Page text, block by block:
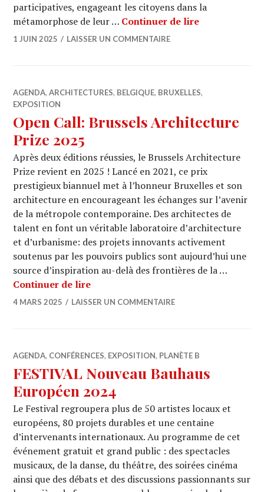
participatives, engageant les citoyens dans la
métamorphose de leur … Continuer de lireEXPOSITION
1 JUIN 2025 LAISSER UN COMMENTAIRE
AGENDA,ARCHITECTURES, BELGIQUE, BRUXELLES,
EXPOSITION
Open Call: Brussels Architecture
Prize 2025
Après deux éditions réussies, le Brussels Architecture
Prize revient en 2025 ! Lancé en 2021, ce prix
prestigieux biannuel met à l’honneur Bruxelles et son
architecture en encourageant les échanges sur l’avenir
de la métropole contemporaine. Des architectes de
talent en font un véritable laboratoire d’architecture
et d’urbanisme: des projets innovants activement
soutenus par les pouvoirs publics sont aujourd’hui une
source d’inspiration au-delà des frontières de la …
Continuer de lireOpen Call: Brussels Architecture
4 MARS 2025 LAISSER UN COMMENTAIRE
AGENDA, CONFÉRENCES, EXPOSITION, PLANÈTE B
FESTIVAL Nouveau Bauhaus
Européen 2024
Le Festival regroupera plus de 50 artistes locaux et
européens, 80 projets durables et une centaine
d’intervenants internationaux. Au programme de cet
événement gratuit et grand public : des spectacles
musicaux, de la danse, du théâtre, des soirées cinéma
ainsi que des débats et des discussions passionnants sur